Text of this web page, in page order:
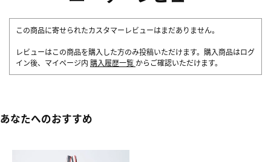
この商品に寄せられたカスタマーレビューはまだありません。
レビューはこの商品を購入した方のみ投稿いただけます。購入商品はログ
イン後、マイページ内 購入履歴一覧 からご確認いただけます。
あなたへのおすすめ